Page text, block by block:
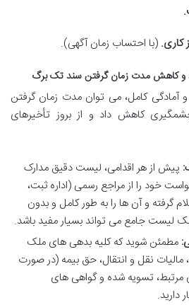
(با احتساب زمان آگهی).
و کاهش مدت زمان گرفتن سند تک برگ
آمادگی کامل، می توان مدت زمان گرفتن
کاهش داد و از بروز تأخیرهای
پیش از هر اقدامی، لیست دقیق مدارک
خود را از مراجع رسمی (اداره ثبت،
گرفته و آن ها را به طور کامل و بدون
لیست جامع می تواند بسیار مفید باشد.
مطمئن شوید که کلیه بدهی های ملک
نقل و انتقال، حق بیمه (در صورت
مرتبط، تسویه شده و گواهی های
دارید.